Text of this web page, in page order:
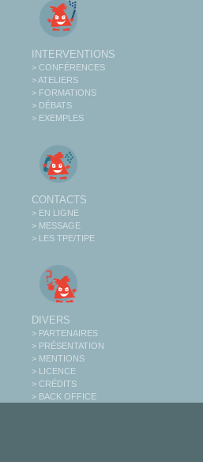
INTERVENTIONS
> CONFÉRENCES
> ATELIERS
> FORMATIONS
> DÉBATS
> EXEMPLES
CONTACTS
> EN LIGNE
> MESSAGE
> LES TPE/TIPE
DIVERS
> PARTENAIRES
> PRÉSENTATION
> MENTIONS
> LICENCE
> CRÉDITS
> BACK OFFICE